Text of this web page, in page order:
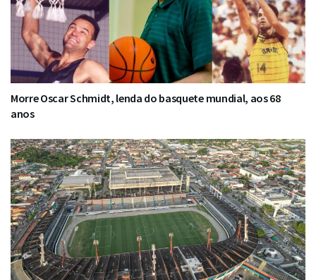
Morre Oscar Schmidt, lenda do basquete mundial, aos 68
anos